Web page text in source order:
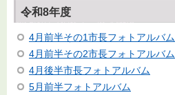
令和8年度
4月前半その1市長フォトアルバム
4月前半その2市長フォトアルバム
4月後半市長フォトアルバム
5月前半フォトアルバム